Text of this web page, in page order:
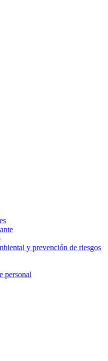
y prevención de riesgos
personal